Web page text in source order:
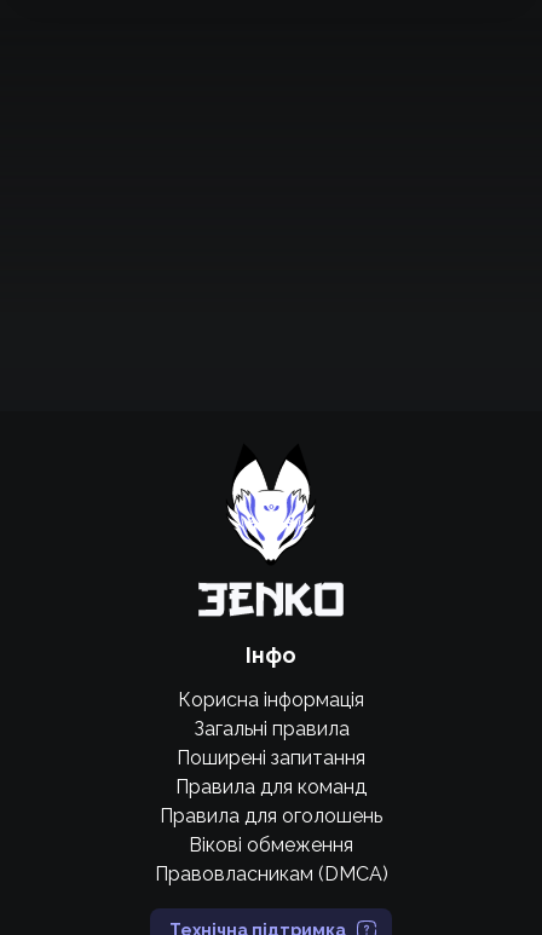
крутих нововведень
Підтримати проєкт
Інфо
Корисна інформація
Загальні правила
Поширені запитання
Правила для команд
Правила для оголошень
Вікові обмеження
Правовласникам (DMCA)
Технічна підтримка